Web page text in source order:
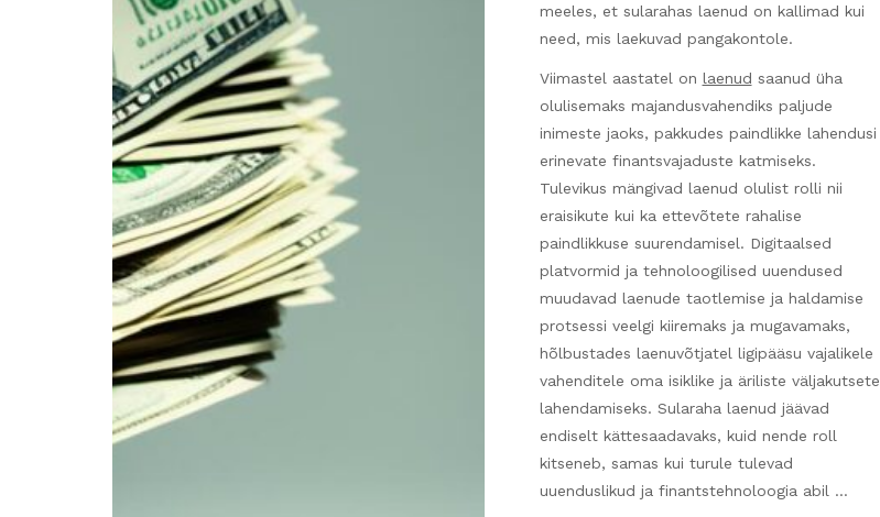
meeles, et sularahas laenud on kallimad kui
need, mis laekuvad pangakontole.
Viimastel aastatel on laenud saanud üha
olulisemaks majandusvahendiks paljude
inimeste jaoks, pakkudes paindlikke lahendusi
erinevate finantsvajaduste katmiseks.
Tulevikus mängivad laenud olulist rolli nii
eraisikute kui ka ettevõtete rahalise
paindlikkuse suurendamisel. Digitaalsed
platvormid ja tehnoloogilised uuendused
muudavad laenude taotlemise ja haldamise
protsessi veelgi kiiremaks ja mugavamaks,
hõlbustades laenuvõtjatel ligipääsu vajalikele
vahenditele oma isiklike ja äriliste väljakutsete
lahendamiseks. Sularaha laenud jäävad
endiselt kättesaadavaks, kuid nende roll
kitseneb, samas kui turule tulevad
uuenduslikud ja finantstehnoloogia abil …